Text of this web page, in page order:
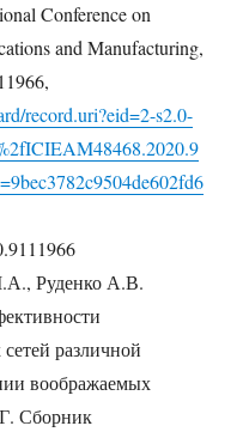
Conference on
and Manufacturing,
record.uri?eid=2-s2.0-
Руденко А.В.
различной
воображаемых
Сборник